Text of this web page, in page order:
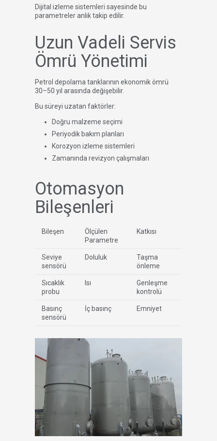
Dijital izleme sistemleri sayesinde bu
parametreler anlık takip edilir.
Uzun Vadeli Servis
Ömrü Yönetimi
Petrol depolama tanklarının ekonomik ömrü
30–50 yıl arasında değişebilir.
Bu süreyi uzatan faktörler:
Doğru malzeme seçimi
Periyodik bakım planları
Korozyon izleme sistemleri
Zamanında revizyon çalışmaları
Otomasyon
Bileşenleri
Bileşen
Ölçülen
Parametre
Katkısı
Seviye
sensörü
Doluluk
Taşma
önleme
Sıcaklık
probu
Isı
Genleşme
kontrolü
Basınç
sensörü
İç basınç Emniyet